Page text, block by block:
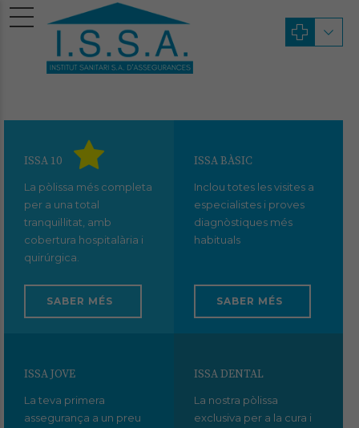
ISSA 10
La pòlissa més completa
per a una total
tranquil·litat, amb
cobertura hospitalària i
quirúrgica.
SABER MÉS
ISSA BÀSIC
Inclou totes les visites a
especialistes i proves
diagnòstiques més
habituals
SABER MÉS
ISSA JOVE
La teva primera
assegurança a un preu
ISSA DENTAL
La nostra pòlissa
exclusiva per a la cura i